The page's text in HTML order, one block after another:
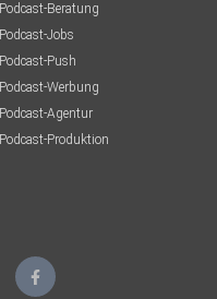
Podcast-Beratung
Podcast-Jobs
Podcast-Push
Podcast-Werbung
Podcast-Agentur
Podcast-Produktion